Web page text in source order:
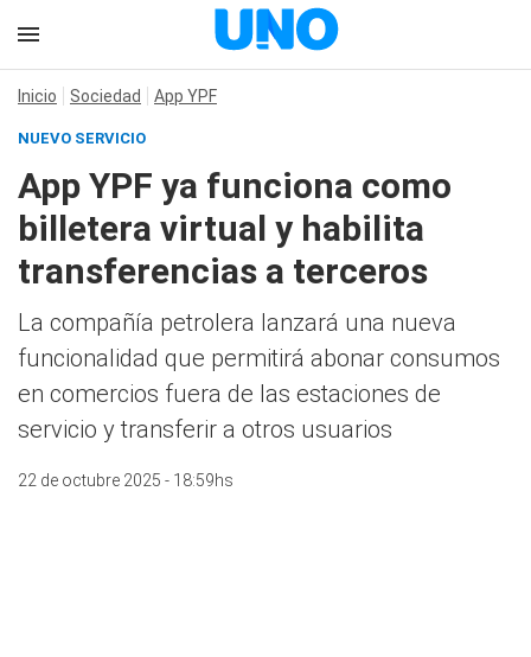
Inicio Sociedad App YPF
NUEVO SERVICIO
App YPF ya funciona como
billetera virtual y habilita
transferencias a terceros
La compañía petrolera lanzará una nueva
funcionalidad que permitirá abonar consumos
en comercios fuera de las estaciones de
servicio y transferir a otros usuarios
22 de octubre 2025 - 18:59hs